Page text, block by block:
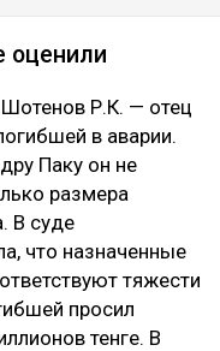
оценили
Р.К. — отец
в аварии.
Паку он не
размера
В суде
что назначенные
тяжести
просил
тенге. В